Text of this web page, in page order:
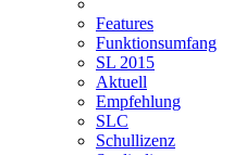
Features
Funktionsumfang
SL 2015
Aktuell
Empfehlung
SLC
Schullizenz